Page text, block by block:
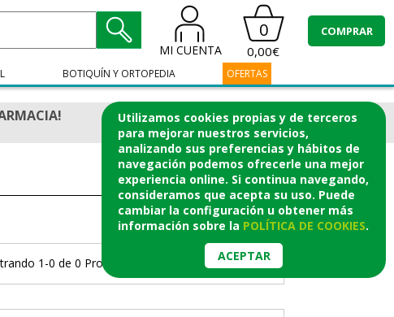
Utilizamos cookies propias y de terceros
para mejorar nuestros servicios,
analizando sus preferencias y hábitos de
navegación podemos ofrecerle una mejor
experiencia online. Si continua navegando,
consideramos que acepta su uso. Puede
cambiar la configuración u obtener más
información sobre la POLÍTICA DE COOKIES.
ACEPTAR
MI CUENTA
0
0,00€
COMPRAR
BOTIQUÍN Y ORTOPEDIA OFERTAS
1-0 de 0 Productos. Página 1/0 >